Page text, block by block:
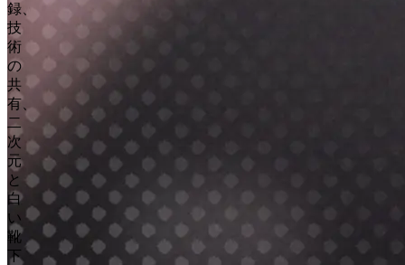
録、
技
術
の
共
有、
二
次
元
と
白
い
靴
下